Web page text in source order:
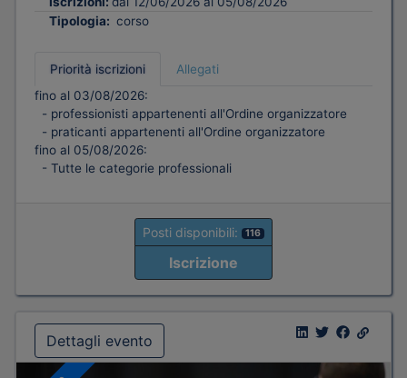
Tipologia: corso
Priorità iscrizioni
Allegati
fino al 03/08/2026:
- professionisti appartenenti all'Ordine organizzatore
- praticanti appartenenti all'Ordine organizzatore
fino al 05/08/2026:
- Tutte le categorie professionali
Posti disponibili: 116
Iscrizione
Dettagli evento